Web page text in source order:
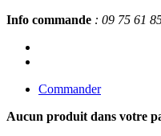
Info commande : 09 75 61
Commander
Aucun produit dans votre